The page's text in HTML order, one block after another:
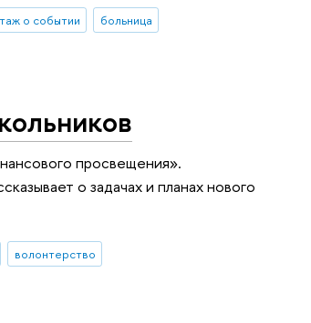
о событии
больница
просвещения».
о задачах и планах нового
волонтерство